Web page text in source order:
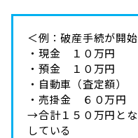
＜例：破産手続が開
・現金 １０万円
・預金 １０万円
・自動車（査定額）
・売掛金 ６０万円
→合計１５０万円と
している